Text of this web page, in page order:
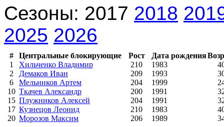
Сезоны: 2017 2018
2025 2026
# Центральные блокирующие Рост Дата рождения
1
Хильченко Владимир 210 1983
2
Демаков Иван 209 1993
6
Мельников Артем 204 1999
10 Ткачев Александр 200 1991
15 Плужников Алексей 204 1991
17 Кузнецов Леонид 210 1983
20 Морозов Максим 206 1989